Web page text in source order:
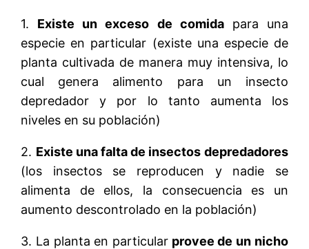
1. Existe un exceso de comidapara una
especie en particular (existe una especie de
planta cultivada de manera muy intensiva, lo
cual genera alimento para un insecto
depredador y por lo tanto aumenta los
niveles en su población)
2. Existe una falta de insectos depredadores
(los insectos se reproducen y nadie se
alimenta de ellos, la consecuencia es un
aumento descontrolado en la población)
3. La planta en particular provee de un nicho